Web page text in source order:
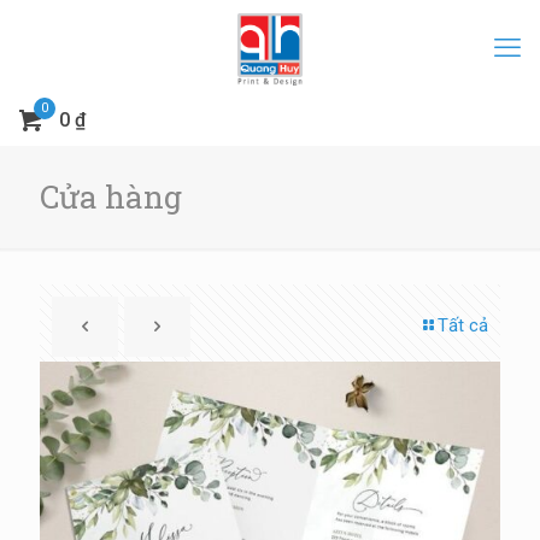
0
0 ₫
Cửa hàng
Tất cả